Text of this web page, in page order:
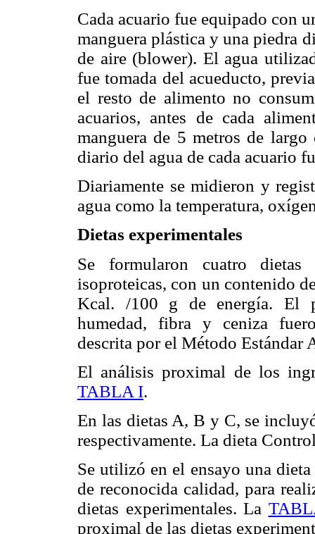
Cada acuario fue equipado con
manguera plástica y una piedra
de aire (blower). El agua
fue tomada del acueducto,
el resto de alimento no
acuarios, antes de cada
manguera de 5 metros de
diario del agua de cada acuario
Diariamente se midieron y
agua como la temperatura,
Dietas experimentales
Se formularon cuatro
isoproteicas, con un contenido
Kcal. /100 g de energía. El
humedad, fibra y ceniza
descrita por el Método Estándar
El análisis proximal de los
TABLA I.
En las dietas A, B y C, se
respectivamente. La dieta
Se utilizó en el ensayo una
de reconocida calidad, para
dietas experimentales. La
proximal de las dietas